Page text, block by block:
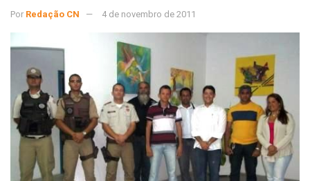
Por Redação CN 4 de novembro de 2011